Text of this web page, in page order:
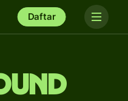
Daftar